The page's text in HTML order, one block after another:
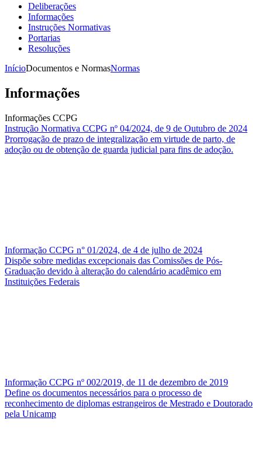
Deliberações
Informações
Instruções Normativas
Portarias
Resoluções
InícioDocumentos e NormasNormas
Informações
Informações CCPG
Instrução Normativa CCPG nº 04/2024, de 9 de Outubro de 2024
Prorrogação de prazo de integralização em virtude de parto, de
adoção ou de obtenção de guarda judicial para fins de adoção.
Informação CCPG n° 01/2024, de 4 de julho de 2024
Dispõe sobre medidas excepcionais das Comissões de Pós-
Graduação devido à alteração do calendário acadêmico em
Instituições Federais
Informação CCPG nº 002/2019, de 11 de dezembro de 2019
Define os documentos necessários para o processo de
reconhecimento de diplomas estrangeiros de Mestrado e Doutorado
pela Unicamp